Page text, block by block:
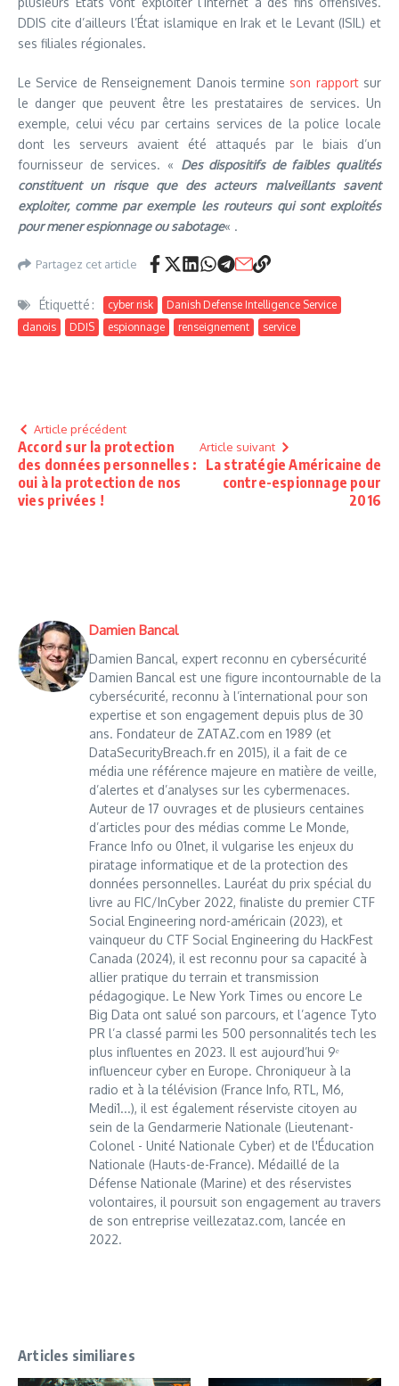
DDIS cite d’ailleurs l’État islamique en Irak et le Levant (ISIL) et
ses filiales régionales.
Le Service de Renseignement Danois termine son rapportsur
le danger que peuvent être les prestataires de services. Un
exemple, celui vécu par certains services de la police locale
dont les serveurs avaient été attaqués par le biais d’un
fournisseur de services. « Des dispositifs de faibles qualités
constituent un risque que des acteurs malveillants savent
exploiter, comme par exemple les routeurs qui sont exploités
pour mener espionnage ou sabotage« .
Partagez cet article
Étiquetté : cyber risk
Danish Defense Intelligence Service
danois
DDIS espionnage renseignement service
Article précédent
Accord sur la protection
des données personnelles :
oui à la protection de nos
vies privées !
Article suivant
La stratégie Américaine de
contre-espionnage pour
2016
Damien Bancal
Damien Bancal, expert reconnu en cybersécurité
Damien Bancal est une figure incontournable de la
cybersécurité, reconnu à l’international pour son
expertise et son engagement depuis plus de 30
ans. Fondateur de ZATAZ.com en 1989 (et
DataSecurityBreach.fr en 2015), il a fait de ce
média une référence majeure en matière de veille,
d’alertes et d’analyses sur les cybermenaces.
Auteur de 17 ouvrages et de plusieurs centaines
d’articles pour des médias comme Le Monde,
France Info ou 01net, il vulgarise les enjeux du
piratage informatique et de la protection des
données personnelles. Lauréat du prix spécial du
livre au FIC/InCyber 2022, finaliste du premier CTF
Social Engineering nord-américain (2023), et
vainqueur du CTF Social Engineering du HackFest
Canada (2024), il est reconnu pour sa capacité à
allier pratique du terrain et transmission
pédagogique. Le New York Times ou encore Le
Big Data ont salué son parcours, et l’agence Tyto
PR l’a classé parmi les 500 personnalités tech les
plus influentes en 2023. Il est aujourd’hui 9ᵉ
influenceur cyber en Europe. Chroniqueur à la
radio et à la télévision (France Info, RTL, M6,
Medi1...), il est également réserviste citoyen au
sein de la Gendarmerie Nationale (Lieutenant-
Colonel - Unité Nationale Cyber) et de l'Éducation
Nationale (Hauts-de-France). Médaillé de la
Défense Nationale (Marine) et des réservistes
volontaires, il poursuit son engagement au travers
de son entreprise veillezataz.com, lancée en
2022.
Articles similiares